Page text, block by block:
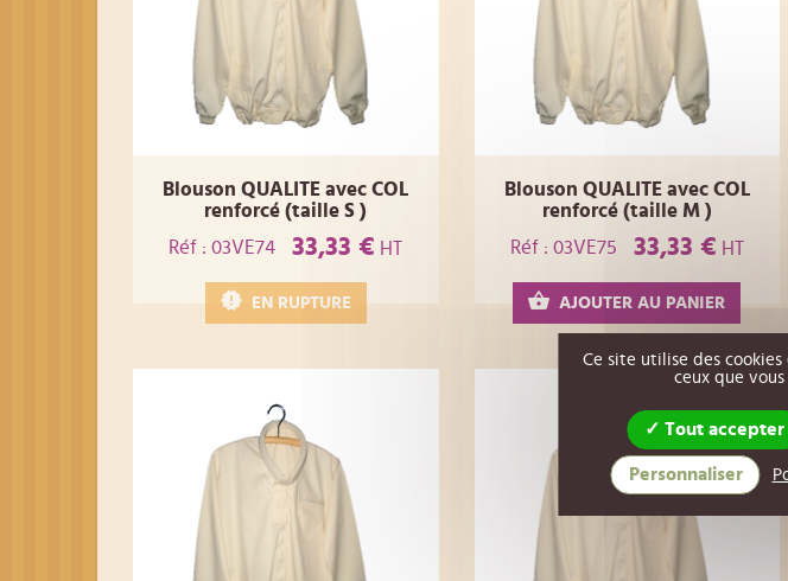
Blouson QUALITE avec COL
renforcé (taille S )
Réf : 03VE74
33,33 € HT
EN RUPTURE
Blouson QUALITE avec COL
renforcé (taille M )
Réf : 03VE75
33,33 € HT
AJOUTER AU PANIER
Ce site utilise des
ceux que
Tout accepter
Personnaliser